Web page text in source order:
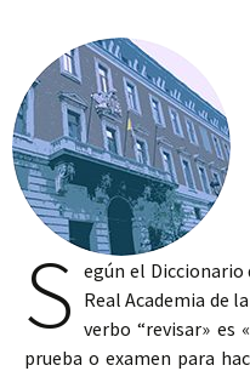
S egún el Diccionario
Real Academia de
verbo “revisar» es
prueba o examen para